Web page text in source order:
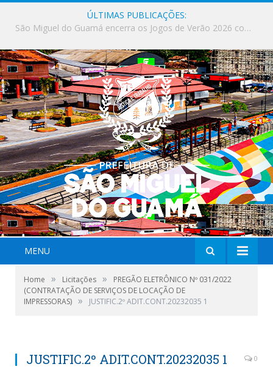
ÚLTIMAS PUBLICAÇÕES:
Milhares de fiéis tomam as ruas de São Miguel do Guamá em uma grande celebração de fé na Marcha para Jesus 2026.
MENU
Home » Licitações »
PREGÃO ELETRÔNICO Nº 031/2022
(CONTRATAÇÃO DE SERVIÇOS DE LOCAÇÃO DE
IMPRESSORAS) » JUSTIFIC.2º ADIT.CONT.20232035 1
JUSTIFIC.2º ADIT.CONT.20232035 1 0